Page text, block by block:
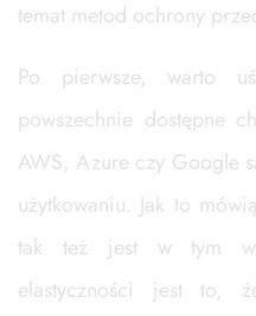
temat metod ochrony
Po pierwsze, warto
powszechnie dostępne
AWS, Azure czy Google
użytkowaniu. Jak to
tak też jest w tym
elastyczności jest to,